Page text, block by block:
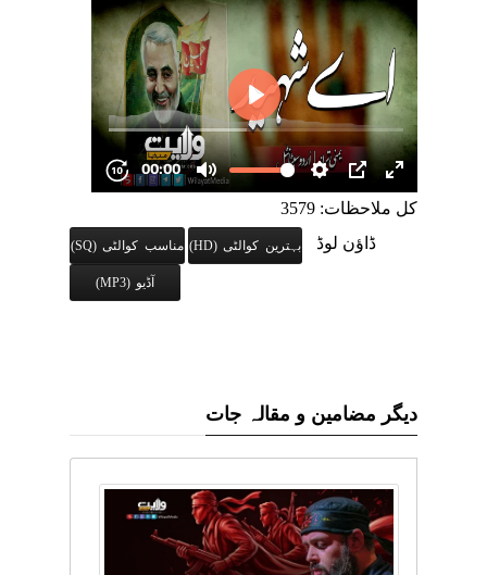
کل ملاحظات: 3579
ڈاؤن لوڈ
بہترین کوالٹی (HD) مناسب کوالٹی (SQ)
آڈیو (MP3)
دیگر مضامین و مقالہ جات